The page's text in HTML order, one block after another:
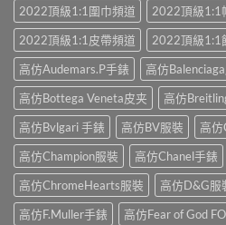
2022頂級1:1圍巾頻道
2022頂級1:1
2022頂級1:1皮帶頻道
2022頂級1:1
高仿Audemars.P手錶
高仿
高仿Bottega Veneta皮夹
高仿
高仿Bvlgari 手錶
高仿BV服裝
高
高仿Champion服裝
高仿Chanel手錶
高仿ChromeHearts服裝
高仿D&G服
高仿F.Muller手錶
高仿Fear of God